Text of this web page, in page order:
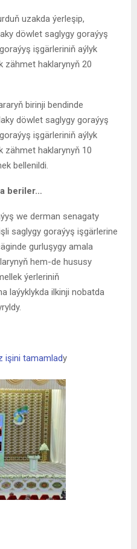
uzakda ýerleşip,
döwlet saglygy goraýyş
işgärleriniň aýlyk
zähmet haklarynyň 20
birinji bendinde
döwlet saglygy goraýyş
işgärleriniň aýlyk
zähmet haklarynyň 10
bellenildi.
beriler…
we derman senagaty
saglygy goraýyş işgärlerine
gurluşygy amala
hem-de hususy
ýerleriniň
laýyklykda ilkinji nobatda
işini tamamlady